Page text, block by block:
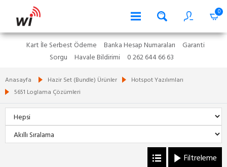
0
Kart İle Serbest Ödeme Banka Hesap Numaraları
Garanti
Sorgu
Havale Bildirimi 0 262 644 66 63
Anasayfa Hazir Set (Bundle) Ürünler
Hotspot Yazılımları
5651 Loglama Çözümleri
Filtreleme